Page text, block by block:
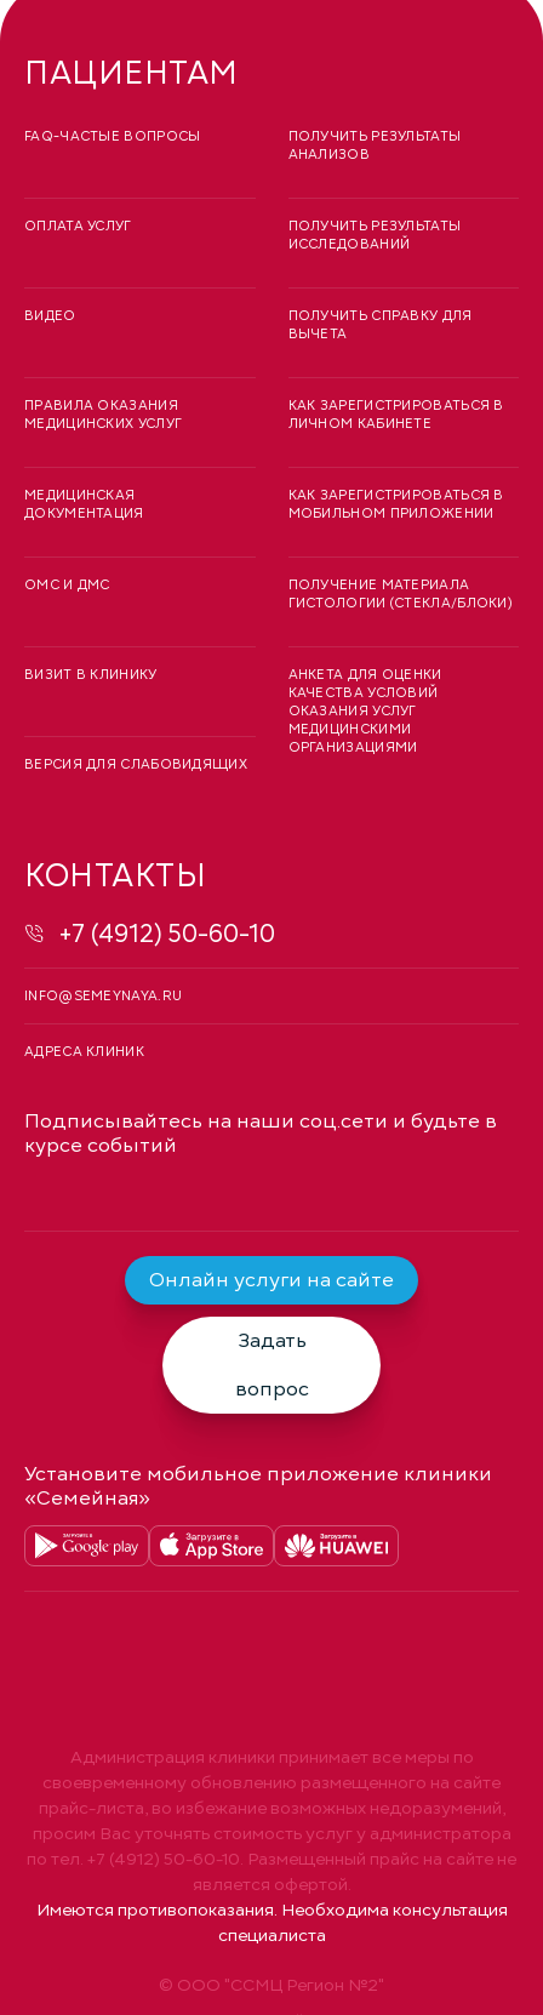
ПАЦИЕНТАМ
FAQ-ЧАСТЫЕ ВОПРОСЫ
ОПЛАТА УСЛУГ
ВИДЕО
ПРАВИЛА ОКАЗАНИЯ
МЕДИЦИНСКИХ УСЛУГ
МЕДИЦИНСКАЯ
ДОКУМЕНТАЦИЯ
ОМС И ДМС
ВИЗИТ В КЛИНИКУ
ВЕРСИЯ ДЛЯ СЛАБОВИДЯЩИХ
ПОЛУЧИТЬ РЕЗУЛЬТАТЫ
АНАЛИЗОВ
ПОЛУЧИТЬ РЕЗУЛЬТАТЫ
ИССЛЕДОВАНИЙ
ПОЛУЧИТЬ СПРАВКУ ДЛЯ
ВЫЧЕТА
КАК ЗАРЕГИСТРИРОВАТЬСЯ В
ЛИЧНОМ КАБИНЕТЕ
КАК ЗАРЕГИСТРИРОВАТЬСЯ В
МОБИЛЬНОМ ПРИЛОЖЕНИИ
ПОЛУЧЕНИЕ МАТЕРИАЛА
ГИСТОЛОГИИ (СТЕКЛА/БЛОКИ)
АНКЕТА ДЛЯ ОЦЕНКИ
КАЧЕСТВА УСЛОВИЙ
ОКАЗАНИЯ УСЛУГ
МЕДИЦИНСКИМИ
ОРГАНИЗАЦИЯМИ
КОНТАКТЫ
+7 (4912) 50-60-10
INFO@SEMEYNAYA.RU
АДРЕСА КЛИНИК
Подписывайтесь на наши соц.сети и будьте в
курсе событий
Онлайн услуги на сайте
Задать
вопрос
Установите мобильное приложение клиники
«Семейная»
© ООО "ССМЦ Регион №2"
Администрация клиники принимает все меры по
своевременному обновлению размещенного на сайте
прайс-листа, во избежание возможных недоразумений,
просим Вас уточнять стоимость услуг у администратора
по тел. +7 (4912) 50-60-10. Размещенный прайс на сайте не
является офертой.
Имеются противопоказания. Необходима консультация
специалиста